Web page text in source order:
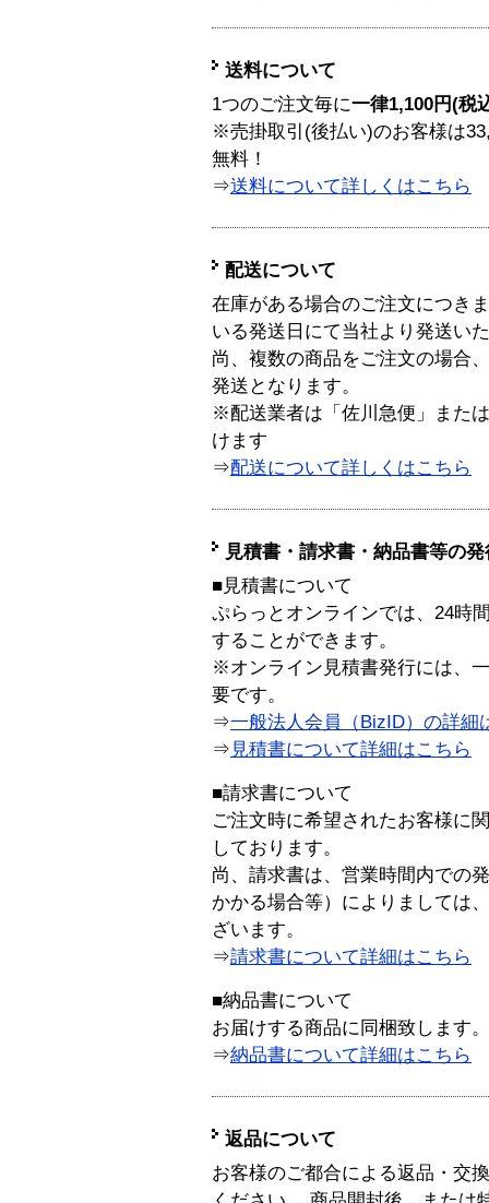
送料について
1つのご注文毎に一律1,100円(税
※売掛取引(後払い)のお客様は
無料！
⇒送料について詳しくはこちら
配送について
在庫がある場合のご注文につき
いる発送日にて当社より発送い
尚、複数の商品をご注文の場合
発送となります。
※配送業者は「佐川急便」また
けます
⇒配送について詳しくはこちら
見積書・請求書・納品書等の
■見積書について
ぷらっとオンラインでは、24時
することができます。
※オンライン見積書発行には、
要です。
⇒一般法人会員（BizID）の詳細
⇒ 見積書について詳細はこちら
■請求書について
ご注文時に希望されたお客様に
しております。
尚、請求書は、営業時間内での
かかる場合等）によりましては
ざいます。
⇒請求書について詳細はこちら
■納品書について
お届けする商品に同梱致します。
⇒納品書について詳細はこちら
返品について
お客様のご都合による返品・交